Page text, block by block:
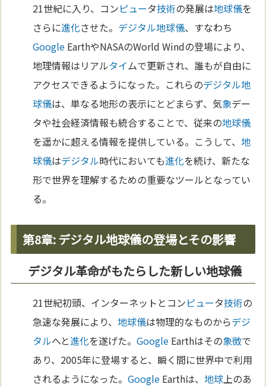
21世紀に入り、コンピュータ技術の発展は地球儀を
さらに進化させた。 デジタル地球儀、すなわち
Google EarthやNASAのWorld Windの登場により、
地理情報はリアルタイムで更新され、誰もが自由に
アクセスできるようになった。これらのデジタル地
球儀は、単なる地形の表示にとどまらず、気象デー
タや社会経済情報も統合することで、従来の地球儀
を遥かに超える情報を提供している。こうして、地
球儀はデジタル時代においても進化を続け、新たな
形で世界を理解するための重要なツールとなってい
る。
第8章: デジタル地球儀の登場とその影響
デジタル革命がもたらした新しい地球儀
21世紀初頭、インターネットとコンピュータ技術の
急速な発展により、地球儀は物理的なものからデジ
タルへと進化を遂げた。Google Earthはその象徴で
あり、2005年に登場すると、瞬く間に世界中で利用
されるようになった。Google Earthは、地球上のあ